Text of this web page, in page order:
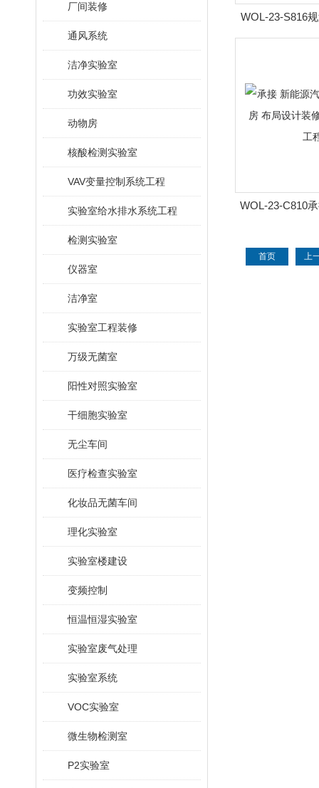
厂间装修
通风系统
洁净实验室
功效实验室
动物房
核酸检测实验室
VAV变量控制系统工程
实验室给水排水系统工程
检测实验室
仪器室
洁净室
实验室工程装修
万级无菌室
阳性对照实验室
干细胞实验室
无尘车间
医疗检查实验室
化妆品无菌车间
理化实验室
实验室楼建设
变频控制
恒温恒湿实验室
实验室废气处理
实验室系统
VOC实验室
微生物检测室
P2实验室
WOL-23-S816
实验室 净化工
WOL-23-C810
菌室|净
首页 上